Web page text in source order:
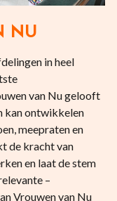
NU
in heel
van Nu gelooft
kan ontwikkelen
meepraten en
de kracht van
en laat de stem
–
Vrouwen van Nu